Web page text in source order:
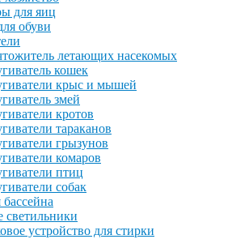
для яиц
обуви
летающих насекомых
кошек
крыс и мышей
змей
кротов
тараканов
грызунов
комаров
птиц
собак
светильники
устройство для стирки